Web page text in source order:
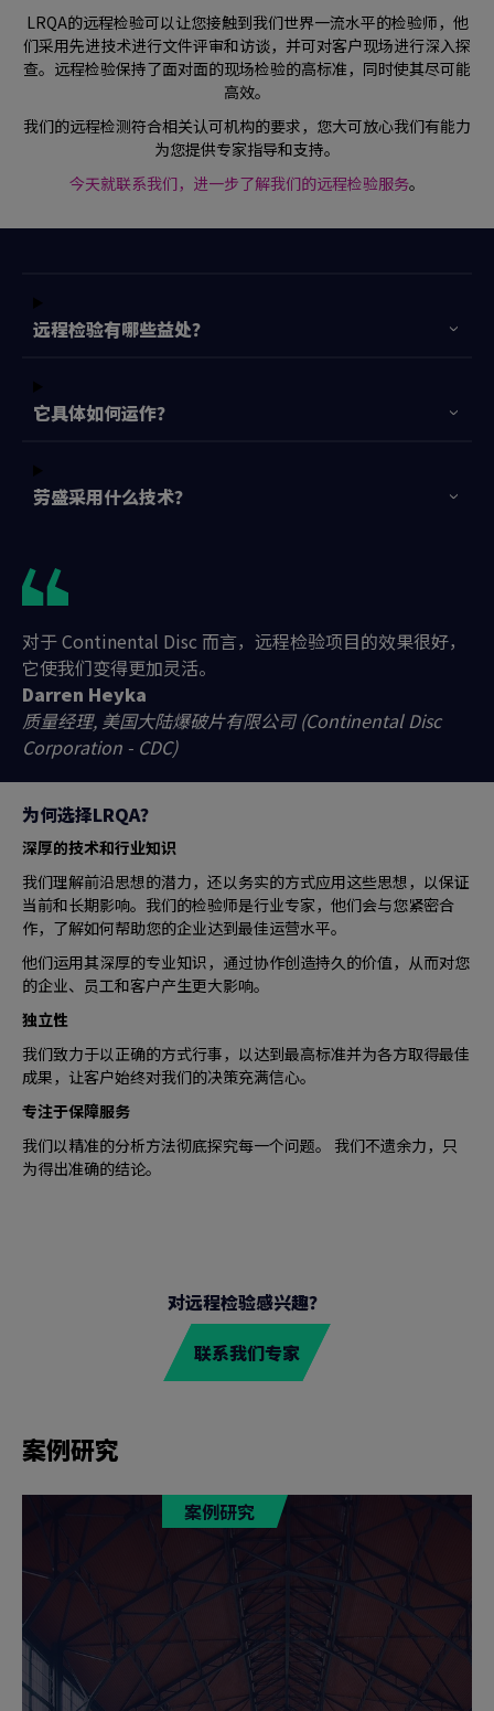
LRQA的远程检验可以让您接触到我们世界一流水平的检验师，他
们采用先进技术进行文件评审和访谈，并可对客户现场进行深入探
查。远程检验保持了面对面的现场检验的高标准，同时使其尽可能
高效。
我们的远程检测符合相关认可机构的要求，您大可放心我们有能力
为您提供专家指导和支持。
今天就联系我们，进一步了解我们的远程检验服务。
远程检验有哪些益处？
它具体如何运作？
劳盛采用什么技术？
对于 Continental Disc 而言，远程检验项目的效果很好，
它使我们变得更加灵活。
质量经理, 美国大陆爆破片有限公司 (Continental Disc
Corporation - CDC)
Darren Heyka
为何选择LRQA？
深厚的技术和行业知识
我们理解前沿思想的潜力，还以务实的方式应用这些思想，以保证
当前和长期影响。我们的检验师是行业专家，他们会与您紧密合
作，了解如何帮助您的企业达到最佳运营水平。
他们运用其深厚的专业知识，通过协作创造持久的价值，从而对您
的企业、员工和客户产生更大影响。
独立性
我们致力于以正确的方式行事，以达到最高标准并为各方取得最佳
成果，让客户始终对我们的决策充满信心。
专注于保障服务
我们以精准的分析方法彻底探究每一个问题。 我们不遗余力，只
为得出准确的结论。
对远程检验感兴趣？
联系我们专家
案例研究
案例研究